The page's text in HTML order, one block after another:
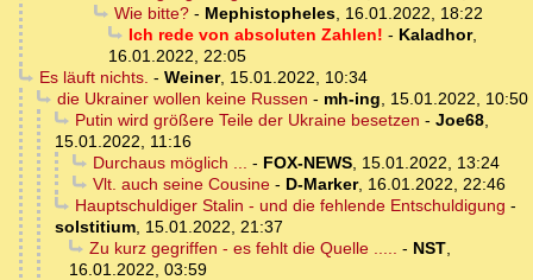
Wie bitte?- Mephistopheles, 16.01.2022, 18:22
Ich rede von absoluten Zahlen! - Kaladhor,
16.01.2022, 22:05
Es läuft nichts. - Weiner, 15.01.2022, 10:34
die Ukrainer wollen keine Russen - mh-ing, 15.01.2022, 10:50
Putin wird größere Teile der Ukraine besetzen - Joe68,
15.01.2022, 11:16
Durchaus möglich ... - FOX-NEWS, 15.01.2022, 13:24
Vlt. auch seine Cousine- D-Marker, 16.01.2022, 22:46
Hauptschuldiger Stalin - und die fehlende Entschuldigung -
solstitium, 15.01.2022, 21:37
Zu kurz gegriffen - es fehlt die Quelle ..... - NST,
16.01.2022, 03:59